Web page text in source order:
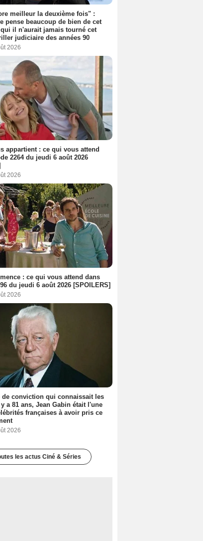
meilleur la deuxième fois" :
pense beaucoup de bien de cet
il n'aurait jamais tourné cet
judiciaire des années 90
2026
appartient : ce qui vous attend
2264 du jeudi 6 août 2026
2026
: ce qui vous attend dans
du jeudi 6 août 2026 [SPOILERS]
2026
de conviction qui connaissait les
a 81 ans, Jean Gabin était l'une
françaises à avoir pris ce
2026
les actus Ciné & Séries